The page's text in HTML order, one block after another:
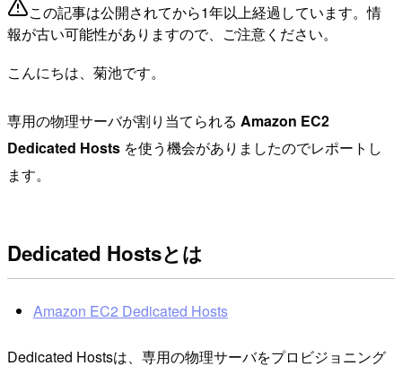
この記事は公開されてから1年以上経過しています。情
報が古い可能性がありますので、ご注意ください。
こんにちは、菊池です。
専用の物理サーバが割り当てられる Amazon EC2
Dedicated Hosts を使う機会がありましたのでレポートし
ます。
Dedicated Hostsとは
Amazon EC2 Dedicated Hosts
Dedicated Hostsは、専用の物理サーバをプロビジョニング